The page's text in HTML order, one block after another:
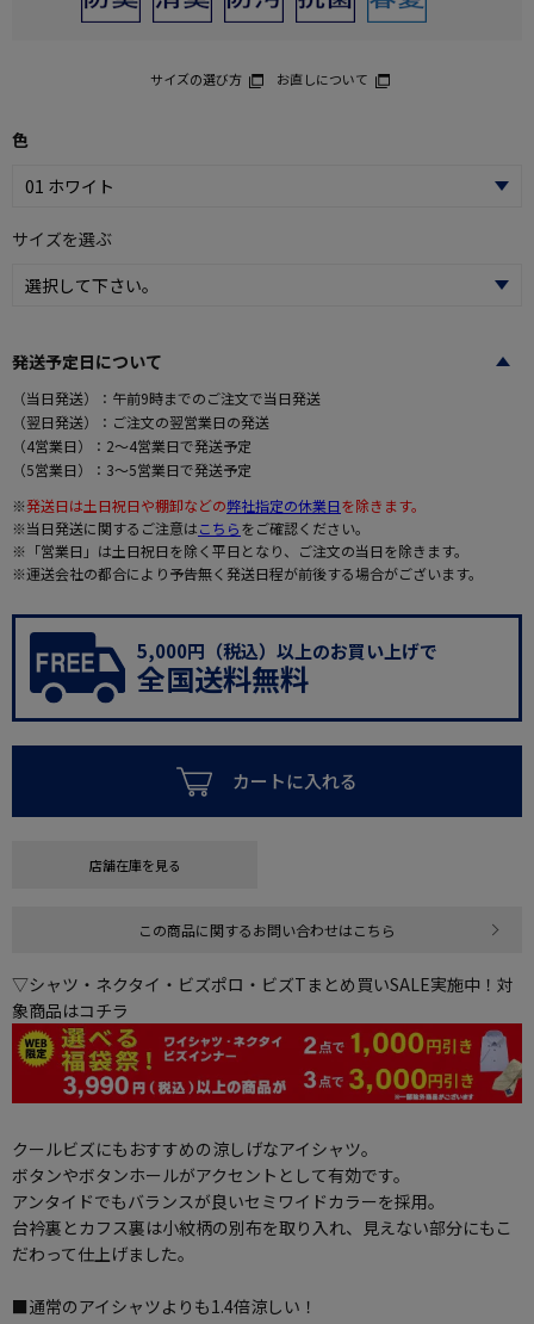
サイズの選び方 お直しについて
色
サイズを選ぶ
発送予定日について
（当日発送）：午前9時までのご注文で当日発送
（翌日発送）：ご注文の翌営業日の発送
（4営業日）：2～4営業日で発送予定
（5営業日）：3～5営業日で発送予定
※発送日は土日祝日や棚卸などの弊社指定の休業日を除きます。
※当日発送に関するご注意はこちらをご確認ください。
※「営業日」は土日祝日を除く平日となり、ご注文の当日を除きます。
※運送会社の都合により予告無く発送日程が前後する場合がございます。
5,000円（税込）以上のお買い上げで
全国送料無料
カートに入れる
店舗在庫を見る
この商品に関するお問い合わせはこちら
▽シャツ・ネクタイ・ビズポロ・ビズTまとめ買いSALE実施中！対
象商品はコチラ
クールビズにもおすすめの涼しげなアイシャツ。
ボタンやボタンホールがアクセントとして有効です。
アンタイドでもバランスが良いセミワイドカラーを採用。
台衿裏とカフス裏は小紋柄の別布を取り入れ、見えない部分にもこ
だわって仕上げました。
■通常のアイシャツよりも1.4倍涼しい！